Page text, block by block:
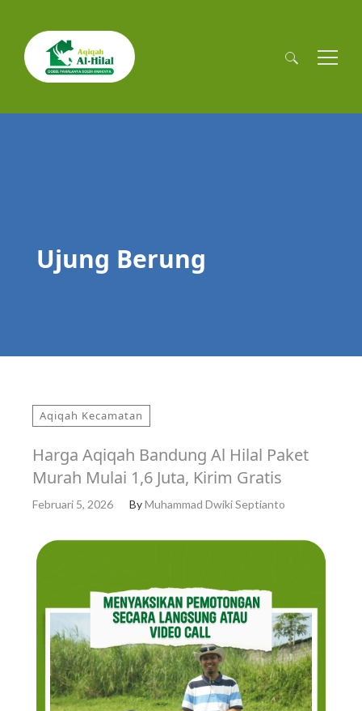
Cari
Ujung Berung
Aqiqah Kecamatan
Harga Aqiqah Bandung Al Hilal Paket
Murah Mulai 1,6 Juta, Kirim Gratis
Februari 5, 2026 ByMuhammad Dwiki Septianto